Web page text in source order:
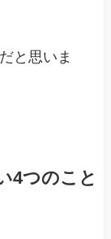
と思いま
4つのこと